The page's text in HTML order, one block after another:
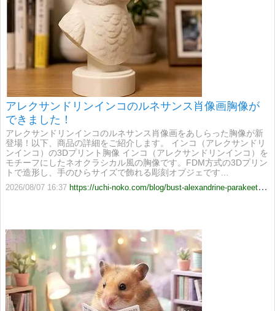
アレクサンドリンインコのルネサンス肖像画胸像が
できました！
アレクサンドリンインコのルネサンス肖像画をあしらった胸像が新
登場！以下、商品の詳細をご紹介します。 インコ（アレクサンドリ
ンインコ）の3Dプリント胸像 インコ（アレクサンドリンインコ）を
モチーフにしたネオクラシカル風の胸像です。FDM方式の3Dプリン
トで造形し、手のひらサイズで飾れる彫刻オブジェです…
2026/08/07 16:37 https://uchi-noko.com/blog/bust-alexandrine-parakeet-20260807-372db854